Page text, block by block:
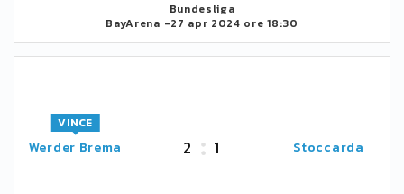
Bundesliga
BayArena -27 apr 2024 ore 18:30
Werder Brema
VINCE
2 1 Stoccarda